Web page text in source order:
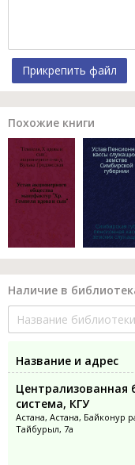
Прикрепить файл
Похожие книги
Наличие в
Название и адрес
Централизованная
система, КГУ
Астана, Астана, Байконур
Тайбурыл, 7а